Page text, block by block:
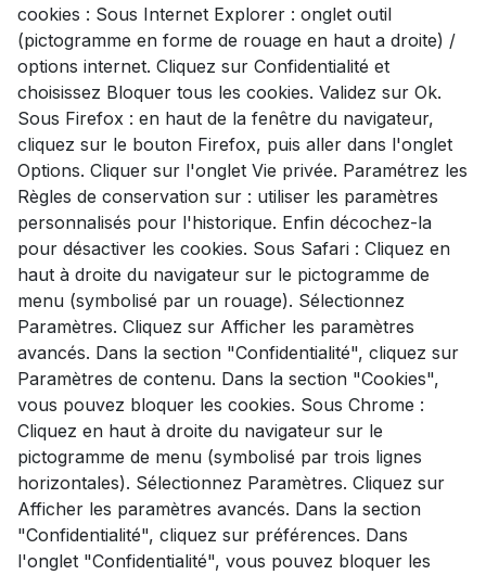
cookies : Sous Internet Explorer : onglet outil
(pictogramme en forme de rouage en haut a droite) /
options internet. Cliquez sur Confidentialité et
choisissez Bloquer tous les cookies. Validez sur Ok.
Sous Firefox : en haut de la fenêtre du navigateur,
cliquez sur le bouton Firefox, puis aller dans l'onglet
Options. Cliquer sur l'onglet Vie privée. Paramétrez les
Règles de conservation sur : utiliser les paramètres
personnalisés pour l'historique. Enfin décochez-la
pour désactiver les cookies. Sous Safari : Cliquez en
haut à droite du navigateur sur le pictogramme de
menu (symbolisé par un rouage). Sélectionnez
Paramètres. Cliquez sur Afficher les paramètres
avancés. Dans la section "Confidentialité", cliquez sur
Paramètres de contenu. Dans la section "Cookies",
vous pouvez bloquer les cookies. Sous Chrome :
Cliquez en haut à droite du navigateur sur le
pictogramme de menu (symbolisé par trois lignes
horizontales). Sélectionnez Paramètres. Cliquez sur
Afficher les paramètres avancés. Dans la section
"Confidentialité", cliquez sur préférences. Dans
l'onglet "Confidentialité", vous pouvez bloquer les